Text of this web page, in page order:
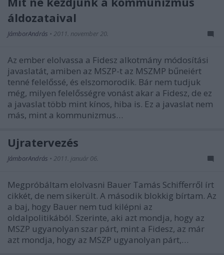
áldozataival
JámborAndrás • 2011. november 20.
Az ember elolvassa a Fidesz alkotmány módosítási
javaslatát, amiben az MSZP-t az MSZMP bűneiért
tenné felelőssé, és elszomorodik. Bár nem tudjuk
még, milyen felelősségre vonást akar a Fidesz, de ez
a javaslat több mint kínos, hiba is. Ez a javaslat nem
más, mint a kommunizmus…
Újratervezés
JámborAndrás • 2011. január 06.
Megpróbáltam elolvasni Bauer Tamás Schifferről írt
cikkét, de nem sikerült. A második blokkig bírtam. Az
a baj, hogy Bauer nem tud kilépni az
oldalpolitikából. Szerinte, aki azt mondja, hogy az
MSZP ugyanolyan szar párt, mint a Fidesz, az már
azt mondja, hogy az MSZP ugyanolyan párt,…